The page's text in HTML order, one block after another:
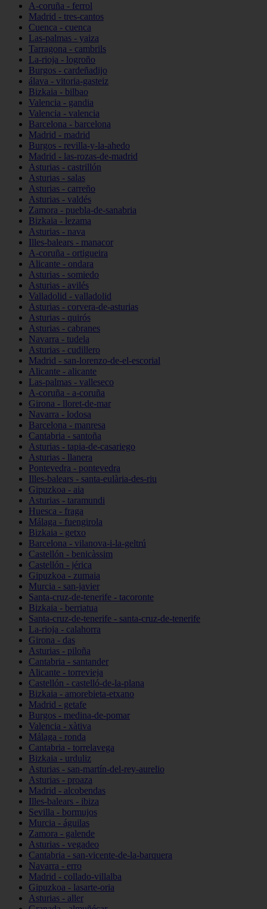
A-coruña - ferrol
Madrid - tres-cantos
Cuenca - cuenca
Las-palmas - yaiza
Tarragona - cambrils
La-rioja - logroño
Burgos - cardeñadijo
álava - vitoria-gasteiz
Bizkaia - bilbao
Valencia - gandia
Valencia - valencia
Barcelona - barcelona
Madrid - madrid
Burgos - revilla-y-la-ahedo
Madrid - las-rozas-de-madrid
Asturias - castrillón
Asturias - salas
Asturias - carreño
Asturias - valdés
Zamora - puebla-de-sanabria
Bizkaia - lezama
Asturias - nava
Illes-balears - manacor
A-coruña - ortigueira
Alicante - ondara
Asturias - somiedo
Asturias - avilés
Valladolid - valladolid
Asturias - corvera-de-asturias
Asturias - quirós
Asturias - cabranes
Navarra - tudela
Asturias - cudillero
Madrid - san-lorenzo-de-el-escorial
Alicante - alicante
Las-palmas - valleseco
A-coruña - a-coruña
Girona - lloret-de-mar
Navarra - lodosa
Barcelona - manresa
Cantabria - santoña
Asturias - tapia-de-casariego
Asturias - llanera
Pontevedra - pontevedra
Illes-balears - santa-eulària-des-riu
Gipuzkoa - aia
Asturias - taramundi
Huesca - fraga
Málaga - fuengirola
Bizkaia - getxo
Barcelona - vilanova-i-la-geltrú
Castellón - benicàssim
Castellón - jérica
Gipuzkoa - zumaia
Murcia - san-javier
Santa-cruz-de-tenerife - tacoronte
Bizkaia - berriatua
Santa-cruz-de-tenerife - santa-cruz-de-tenerife
La-rioja - calahorra
Girona - das
Asturias - piloña
Cantabria - santander
Alicante - torrevieja
Castellón - castelló-de-la-plana
Bizkaia - amorebieta-etxano
Madrid - getafe
Burgos - medina-de-pomar
Valencia - xàtiva
Málaga - ronda
Cantabria - torrelavega
Bizkaia - urduliz
Asturias - san-martín-del-rey-aurelio
Asturias - proaza
Madrid - alcobendas
Illes-balears - ibiza
Sevilla - bormujos
Murcia - águilas
Zamora - galende
Asturias - vegadeo
Cantabria - san-vicente-de-la-barquera
Navarra - erro
Madrid - collado-villalba
Gipuzkoa - lasarte-oria
Asturias - aller